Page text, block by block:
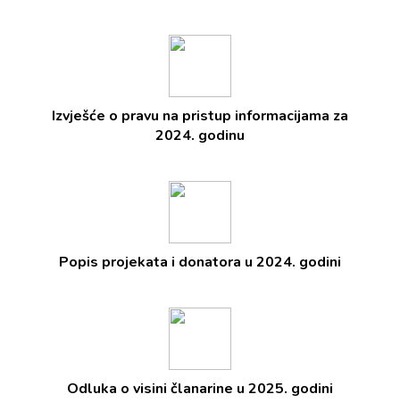
Izvješće o pravu na pristup informacijama za
2024. godinu
Popis projekata i donatora u 2024. godini
Odluka o visini članarine u 2025. godini